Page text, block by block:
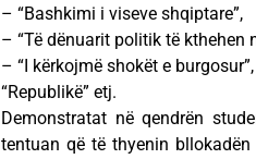
– “Bashkimi i viseve shqiptare”,
– “Të dënuarit politik të kthehen
– “I kërkojmë shokët e burgosur”,
“Republikë” etj.
Demonstratat në qendrën
tentuan që të thyenin